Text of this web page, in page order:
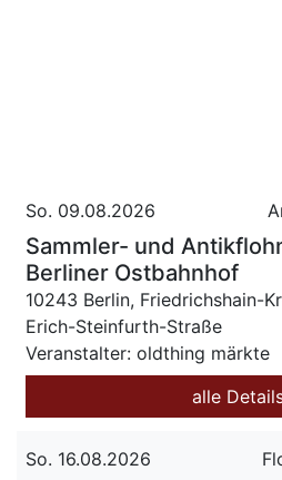
So. 09.08.2026
Sammler- und
Berliner Ostbahnhof
10243 Berlin, Friedrichshain-
Erich-Steinfurth-Straße
Veranstalter: oldthing märkte
alle
So. 16.08.2026